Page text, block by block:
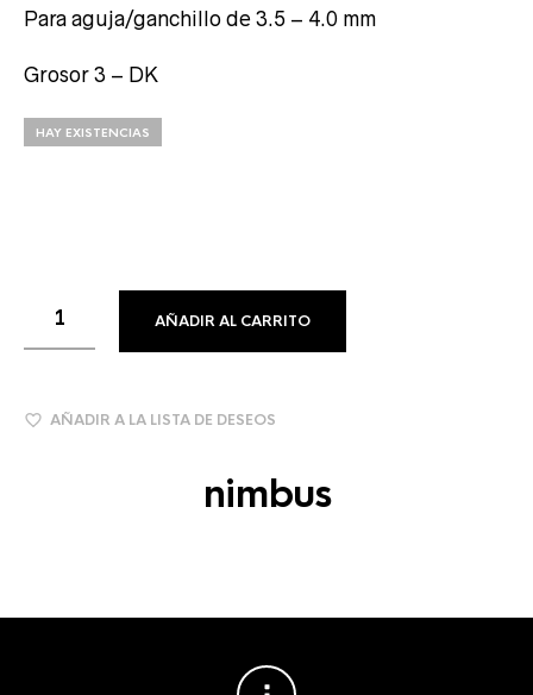
nimbus
Para aguja/ganchillo de 3.5 – 4.0 mm
Grosor 3 – DK
HAY EXISTENCIAS
AÑADIR AL CARRITO
AÑADIR A LA LISTA DE DESEOS